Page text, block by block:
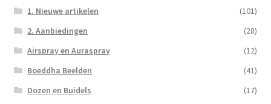
1. Nieuwe artikelen
(101)
2. Aanbiedingen
(28)
Airspray en Auraspray
(12)
Boeddha Beelden
(41)
Dozen en Buidels
(17)